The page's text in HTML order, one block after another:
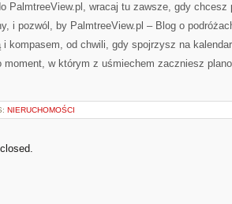
PalmtreeView.pl, wracaj tu zawsze, gdy
i pozwól, by PalmtreeView.pl – Blog o
i kompasem, od chwili, gdy spojrzysz na
moment, w którym z uśmiechem zaczniesz
NIERUCHOMOŚCI